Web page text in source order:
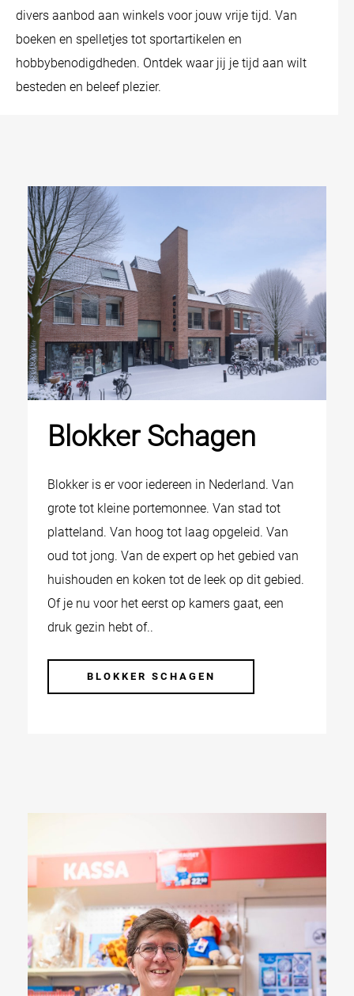
divers aanbod aan winkels voor jouw vrije tijd. Van
boeken en spelletjes tot sportartikelen en
hobbybenodigdheden. Ontdek waar jij je tijd aan wilt
besteden en beleef plezier.
Blokker Schagen
Blokker is er voor iedereen in Nederland. Van
grote tot kleine portemonnee. Van stad tot
platteland. Van hoog tot laag opgeleid. Van
oud tot jong. Van de expert op het gebied van
huishouden en koken tot de leek op dit gebied.
Of je nu voor het eerst op kamers gaat, een
druk gezin hebt of..
BLOKKER SCHAGEN